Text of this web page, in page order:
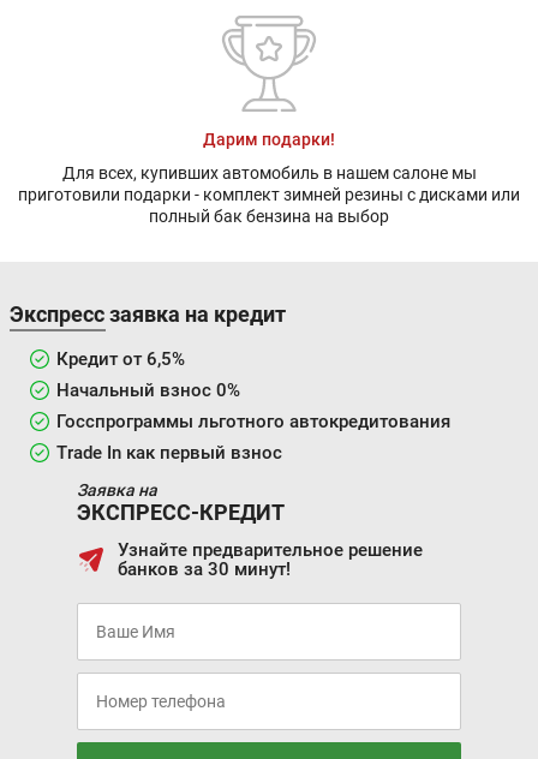
Дарим подарки!
Для всех, купивших автомобиль в нашем салоне мы
приготовили подарки - комплект зимней резины с дисками или
полный бак бензина на выбор
Экспресс заявка на кредит
Кредит от 6,5%
Начальный взнос 0%
Госспрограммы льготного автокредитования
Trade In как первый взнос
Заявка на
ЭКСПРЕСС-КРЕДИТ
Узнайте предварительное решение
банков за 30 минут!